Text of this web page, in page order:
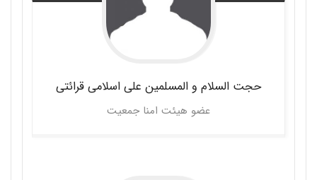
حجت السلام و المسلمین علیاسلامی قرائتی
عضو هیئت امنا جمعیت